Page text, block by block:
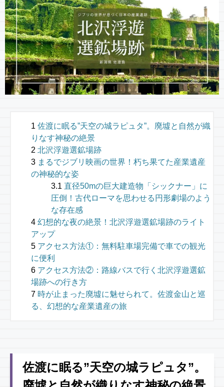
佐渡に眠る”天空の城ラピュタ”。廃墟と自然が織
りなす神秘の絶景
北沢浮遊選鉱場跡
まるでジブリ映画の世界！朽ち果てた産業遺産
の神秘的な姿
直径50mの巨大建造物「シックナー」に
圧倒！古代ローマを思わせる円形劇場のよう
な存在感
幻想的な夜の絶景！北沢浮遊選鉱場跡のライト
アップ
アクセス方法①：無料駐車場完備で車での観光
に便利
アクセス方法②：路線バスで行く北沢浮遊選鉱
場跡への行き方
時が止まった廃墟に魅せられて。佐渡金山と巡
る、幻想的な産業遺産の旅
佐渡に眠る”天空の城ラピュタ”。